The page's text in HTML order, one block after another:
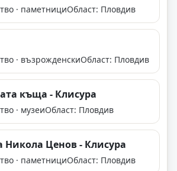
· паметнициОбласт: Пловдив
· възрожденскиОбласт: Пловдив
къща - Клисура
· музеиОбласт: Пловдив
Никола Ценов - Клисура
· паметнициОбласт: Пловдив